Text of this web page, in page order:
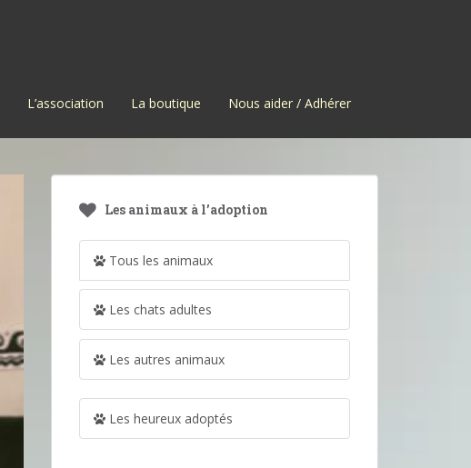
L’association La boutique Nous aider / Adhérer
Les animaux à l’adoption
Tous les animaux
Les chats adultes
Les autres animaux
Les heureux adoptés